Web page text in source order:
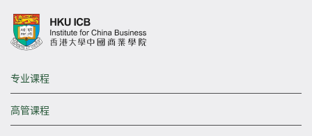
专业课程
高管课程